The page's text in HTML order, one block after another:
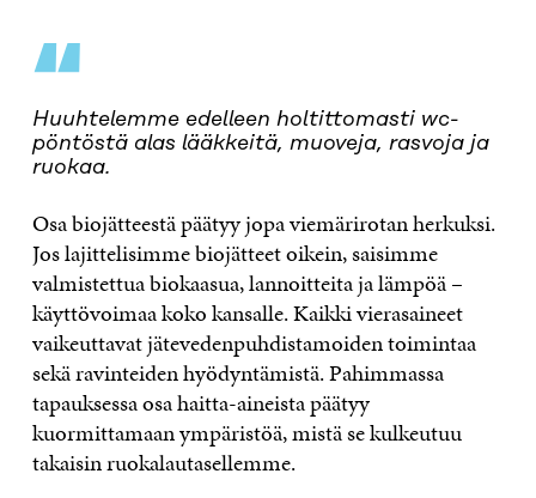
“
Huuhtelemme edelleen holtittomasti wc-
pöntöstä alas lääkkeitä, muoveja, rasvoja ja
ruokaa.
Osa biojätteestä päätyy jopa viemärirotan herkuksi.
Jos lajittelisimme biojätteet oikein, saisimme
valmistettua biokaasua, lannoitteita ja lämpöä –
käyttövoimaa koko kansalle. Kaikki vierasaineet
vaikeuttavat jätevedenpuhdistamoiden toimintaa
sekä ravinteiden hyödyntämistä. Pahimmassa
tapauksessa osa haitta-aineista päätyy
kuormittamaan ympäristöä, mistä se kulkeutuu
takaisin ruokalautasellemme.